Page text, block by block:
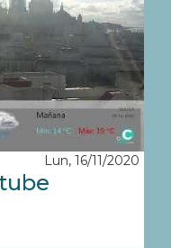
Lun, 16/11/2020